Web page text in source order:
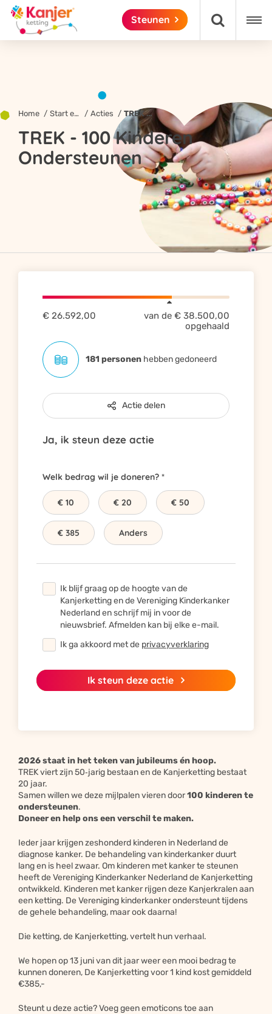
Steunen 
Home Start een actie! Acties TREK - 100 Kinderen Ondersteunen
TREK - 100 Kinderen
Ondersteunen
€ 26.592,00 van de € 38.500,00
opgehaald
181 personenhebben gedoneerd
Actie delen
Ja, ik steun deze actie
Welk bedrag wil je doneren?
€ 10 € 20 € 50
€ 385 Anders
Ik blijf graag op de hoogte van de
Kanjerketting en de Vereniging Kinderkanker
Nederland en schrijf mij in voor de
nieuwsbrief. Afmelden kan bij elke e-mail.
Ik ga akkoord met de privacyverklaring
Ik steun deze actie
2026 staat in het teken van jubileums én hoop.
TREK viert zijn 50‑jarig bestaan en de Kanjerketting bestaat
20 jaar.
Samen willen we deze mijlpalen vieren door100 kinderen te
ondersteunen.
Doneer en help ons een verschil te maken.
Ieder jaar krijgen zeshonderd kinderen in Nederland de
diagnose kanker. De behandeling van kinderkanker duurt
lang en is heel zwaar. Om kinderen met kanker te steunen
heeft de Vereniging Kinderkanker Nederland de Kanjerketting
ontwikkeld. Kinderen met kanker rijgen deze Kanjerkralen aan
een ketting. De Vereniging kinderkanker ondersteunt tijdens
de gehele behandeling, maar ook daarna!
Die ketting, de Kanjerketting, vertelt hun verhaal.
We hopen op 13 juni van dit jaar weer een mooi bedrag te
kunnen doneren, De Kanjerketting voor 1 kind kost gemiddeld
€385,-
Steunt u deze actie? Voeg geen emoticons toe aan
Yes, gelukt!
Geweldig dat je onze actie
steunt want samen steun je
sterker!
Bied je steun door te delen
Inzamelingsacties die op sociale netwerken worden gedeeld
halen vijf keer zoveel geld op.
Facebook Twitter